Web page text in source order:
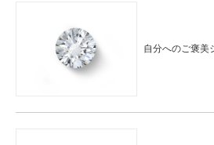
自分へのご褒美